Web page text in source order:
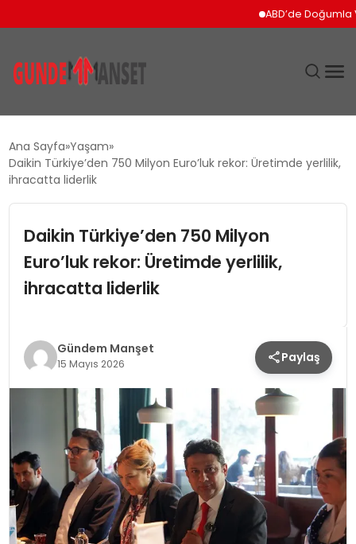
ABD’de Doğumla
DÜNYA
SPOR
YAŞAM
Ana Sayfa Yaşam
Daikin Türkiye’den 750 Milyon Euro’luk rekor: Üretimde yerlilik,
ihracatta liderlik
Daikin Türkiye’den 750 Milyon
Euro’luk rekor: Üretimde yerlilik,
ihracatta liderlik
Gündem Manşet
15 Mayıs 2026 Paylaş